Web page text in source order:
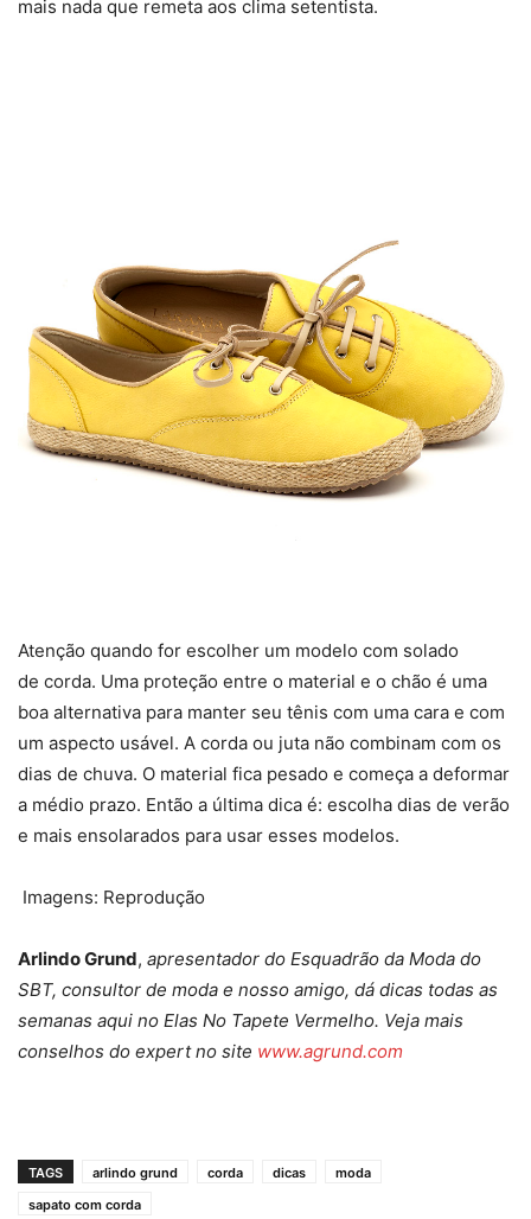
mais nada que remeta aos clima setentista.
Atenção quando for escolher um modelo com solado
de corda. Uma proteção entre o material e o chão é uma
boa alternativa para manter seu tênis com uma cara e com
um aspecto usável. A corda ou juta não combinam com os
dias de chuva. O material fica pesado e começa a deformar
a médio prazo. Então a última dica é: escolha dias de verão
e mais ensolarados para usar esses modelos.
Imagens: Reprodução
Arlindo Grund, apresentador do Esquadrão da Moda do
SBT, consultor de moda e nosso amigo, dá dicas todas as
semanas aqui no Elas No Tapete Vermelho. Veja mais
conselhos do expert no site www.agrund.com
TAGS arlindo grund corda dicas
moda
sapato com corda